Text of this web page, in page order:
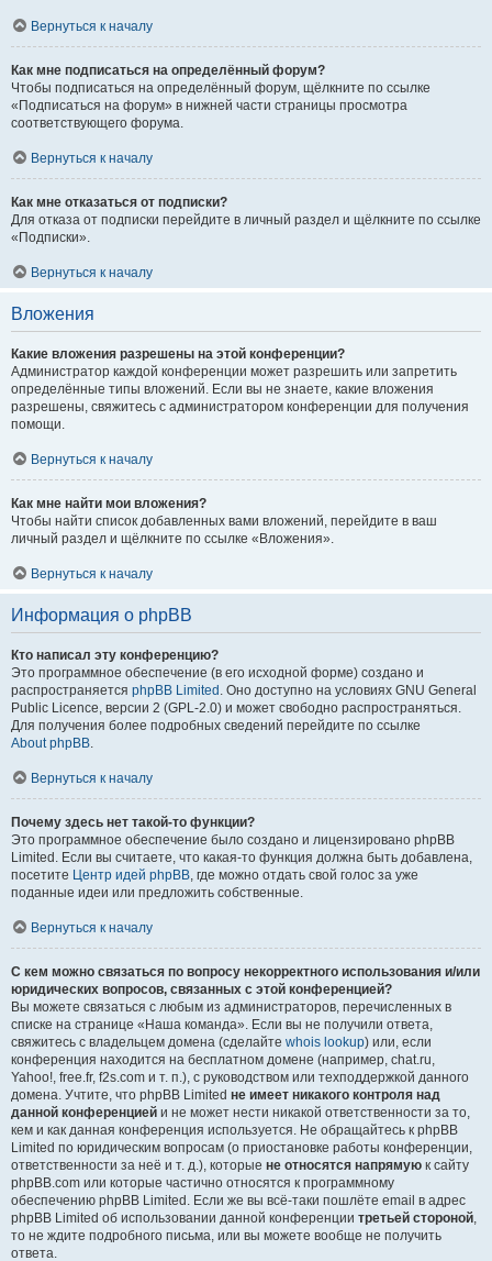
Вернуться к началу
Как мне подписаться на определённый форум?
Чтобы подписаться на определённый форум, щёлкните по ссылке
«Подписаться на форум» в нижней части страницы просмотра
соответствующего форума.
Вернуться к началу
Как мне отказаться от подписки?
Для отказа от подписки перейдите в личный раздел и щёлкните по ссылке
«Подписки».
Вернуться к началу
Вложения
Какие вложения разрешены на этой конференции?
Администратор каждой конференции может разрешить или запретить
определённые типы вложений. Если вы не знаете, какие вложения
разрешены, свяжитесь с администратором конференции для получения
помощи.
Вернуться к началу
Как мне найти мои вложения?
Чтобы найти список добавленных вами вложений, перейдите в ваш
личный раздел и щёлкните по ссылке «Вложения».
Вернуться к началу
Информация о phpBB
Кто написал эту конференцию?
Это программное обеспечение (в его исходной форме) создано и
распространяется phpBB Limited . Оно доступно на условиях GNU General
Public Licence, версии 2 (GPL-2.0) и может свободно распространяться.
Для получения более подробных сведений перейдите по ссылке
About phpBB.
Вернуться к началу
Почему здесь нет такой-то функции?
Это программное обеспечение было создано и лицензировано phpBB
Limited. Если вы считаете, что какая-то функция должна быть добавлена,
посетите Центр идей phpBB, где можно отдать свой голос за уже
поданные идеи или предложить собственные.
Вернуться к началу
С кем можно связаться по вопросу некорректного использования и/или
юридических вопросов, связанных с этой конференцией?
Вы можете связаться с любым из администраторов, перечисленных в
списке на странице «Наша команда». Если вы не получили ответа,
свяжитесь с владельцем домена (сделайте whois lookup) или, если
конференция находится на бесплатном домене (например, chat.ru,
Yahoo!, free.fr, f2s.com и т. п.), с руководством или техподдержкой данного
домена. Учтите, что phpBB Limited не имеет никакого контроля над
данной конференцией и не может нести никакой ответственности за то,
кем и как данная конференция используется. Не обращайтесь к phpBB
Limited по юридическим вопросам (о приостановке работы конференции,
ответственности за неё и т. д.), которые не относятся напрямую к сайту
phpBB.com или которые частично относятся к программному
обеспечению phpBB Limited. Если же вы всё-таки пошлёте email в адрес
phpBB Limited об использовании данной конференции третьей стороной,
то не ждите подробного письма, или вы можете вообще не получить
ответа.